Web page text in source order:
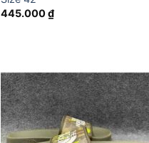
445.000₫